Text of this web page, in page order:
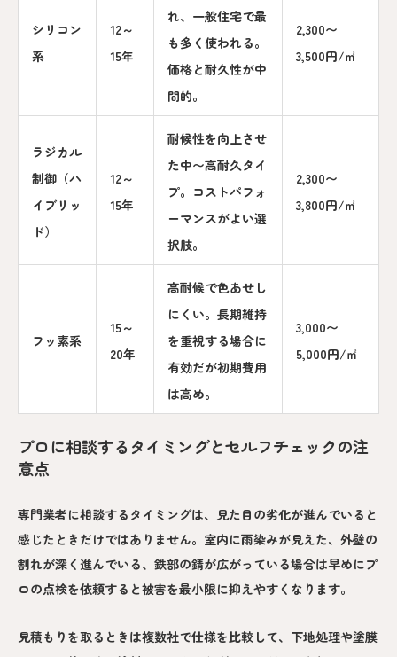
シリコン
系
12～
15年
れ、一般住宅で最
も多く使われる。
価格と耐久性が中
間的。
2,300〜
3,500円/㎡
ラジカル
制御（ハ
イブリッ
ド）
12～
15年
耐候性を向上させ
た中〜高耐久タイ
プ。コストパフォ
ーマンスがよい選
択肢。
2,300〜
3,800円/㎡
フッ素系
15～
20年
高耐候で色あせし
にくい。長期維持
を重視する場合に
有効だが初期費用
は高め。
3,000〜
5,000円/㎡
プロに相談するタイミングとセルフチェックの注
意点
専門業者に相談するタイミングは、見た目の劣化が進んでいると
感じたときだけではありません。室内に雨染みが見えた、外壁の
割れが深く進んでいる、鉄部の錆が広がっている場合は早めにプ
ロの点検を依頼すると被害を最小限に抑えやすくなります。
見積もりを取るときは複数社で仕様を比較して、下地処理や塗膜